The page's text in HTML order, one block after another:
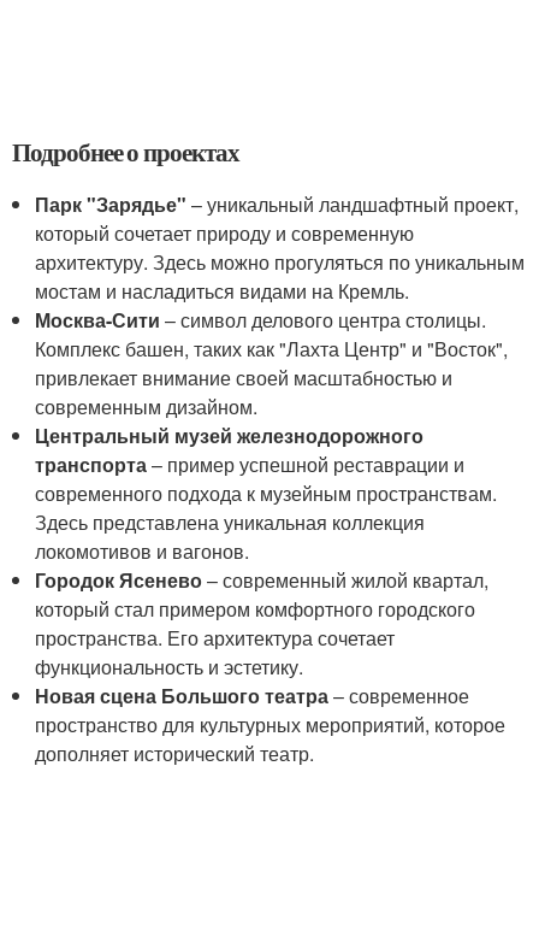
Подробнее о проектах
Парк "Зарядье" – уникальный ландшафтный проект,
который сочетает природу и современную
архитектуру. Здесь можно прогуляться по уникальным
мостам и насладиться видами на Кремль.
Москва-Сити – символ делового центра столицы.
Комплекс башен, таких как "Лахта Центр" и "Восток",
привлекает внимание своей масштабностью и
современным дизайном.
Центральный музей железнодорожного
транспорта– пример успешной реставрации и
современного подхода к музейным пространствам.
Здесь представлена уникальная коллекция
локомотивов и вагонов.
Городок Ясенево– современный жилой квартал,
который стал примером комфортного городского
пространства. Его архитектура сочетает
функциональность и эстетику.
Новая сцена Большого театра– современное
пространство для культурных мероприятий, которое
дополняет исторический театр.